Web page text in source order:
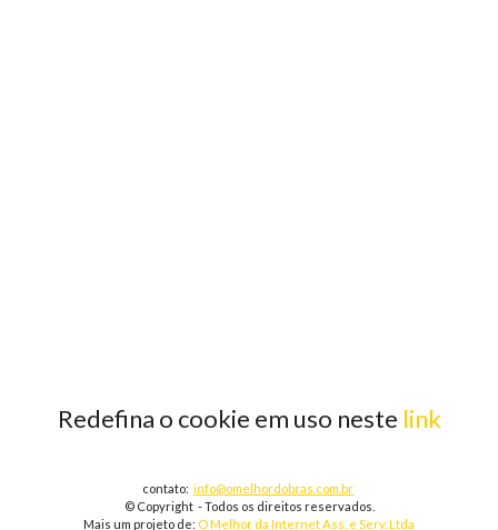
Redefina o cookie em uso neste link
contato: info@omelhordobras.com.br
© Copyright - Todos os direitos reservados.
Mais um projeto de: O Melhor da Internet Ass. e Serv. Ltda